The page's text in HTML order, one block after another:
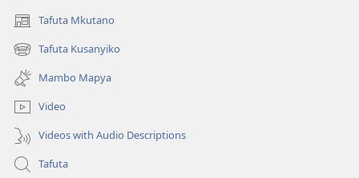
Tafuta Mkutano
(opens
new
window)
Tafuta Kusanyiko
(opens
new
window)
Mambo Mapya
Video
Videos with Audio Descriptions
Tafuta